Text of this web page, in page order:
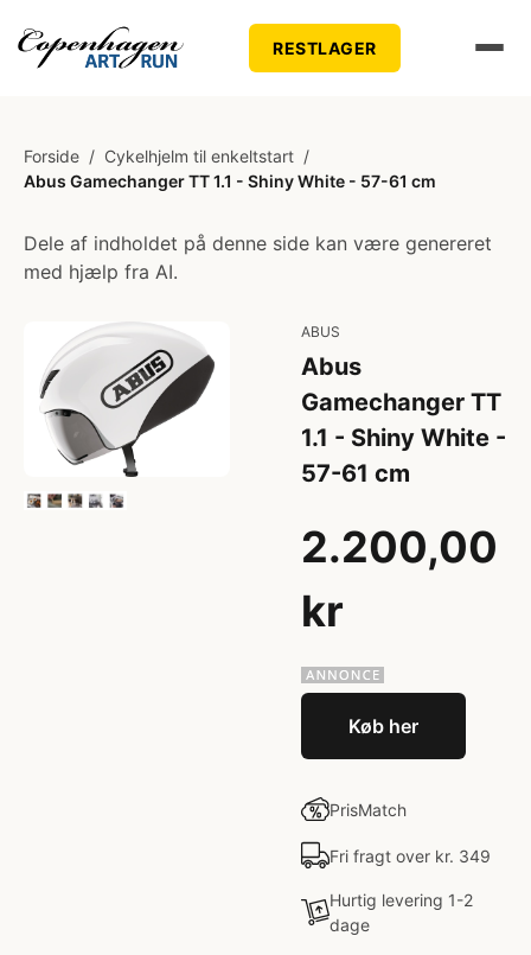
RESTLAGER
Forside / Cykelhjelm til enkeltstart /
Abus Gamechanger TT 1.1 - Shiny White - 57-61 cm
Dele af indholdet på denne side kan være genereret
med hjælp fra AI.
ABUS
Abus
Gamechanger TT
1.1 - Shiny White -
57-61 cm
2.200,00
kr
Køb her
PrisMatch
Fri fragt over kr. 349
Hurtig levering 1-2
dage